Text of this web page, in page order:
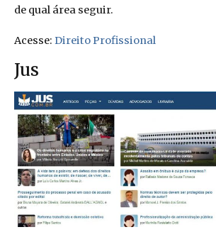
de qual área seguir.
Acesse: Direito Profissional
Jus